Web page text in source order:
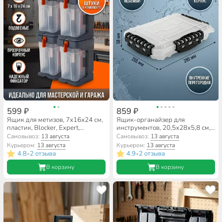
599 ₽
Ящик для метизов, 7х16х24 см,
пластик, Blocker, Expert,
пластиковый замок, 4 штуки,
подвесной, серо-свинцовый,
оранжевый, BR395410026
Самовывоз: 13 августа
Курьером: 13 августа
4.8•2 отзыва
В корзину
859 ₽
Ящик-органайзер для
инструментов, 20,5х28х5,8 см,
пластик, Blocker, Guru,
пластиковый замок,
прозрачный, BR395310999
Самовывоз: 13 августа
Курьером: 13 августа
4.9•2 отзыва
В корзину